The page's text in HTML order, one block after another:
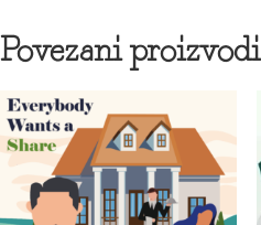
Povezani proizvodi